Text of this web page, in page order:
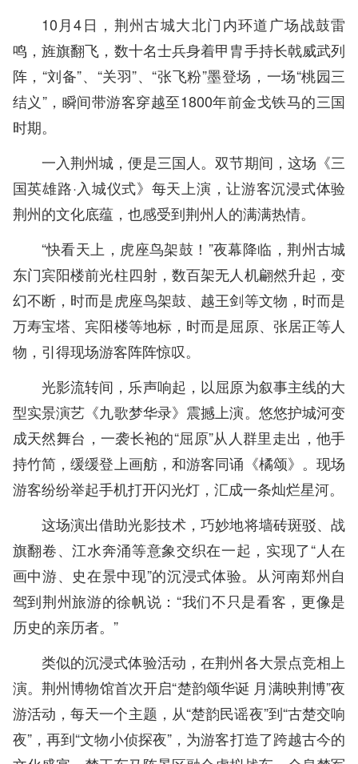
10月4日，荆州古城大北门内环道广场战鼓雷
鸣，旌旗翻飞，数十名士兵身着甲胄手持长戟威武列
阵，“刘备”、“关羽”、“张飞粉”墨登场，一场“桃园三
结义”，瞬间带游客穿越至1800年前金戈铁马的三国
时期。
一入荆州城，便是三国人。双节期间，这场《三
国英雄路·入城仪式》每天上演，让游客沉浸式体验
荆州的文化底蕴，也感受到荆州人的满满热情。
“快看天上，虎座鸟架鼓！”夜幕降临，荆州古城
东门宾阳楼前光柱四射，数百架无人机翩然升起，变
幻不断，时而是虎座鸟架鼓、越王剑等文物，时而是
万寿宝塔、宾阳楼等地标，时而是屈原、张居正等人
物，引得现场游客阵阵惊叹。
光影流转间，乐声响起，以屈原为叙事主线的大
型实景演艺《九歌梦华录》震撼上演。悠悠护城河变
成天然舞台，一袭长袍的“屈原”从人群里走出，他手
持竹简，缓缓登上画舫，和游客同诵《橘颂》。现场
游客纷纷举起手机打开闪光灯，汇成一条灿烂星河。
这场演出借助光影技术，巧妙地将墙砖斑驳、战
旗翻卷、江水奔涌等意象交织在一起，实现了“人在
画中游、史在景中现”的沉浸式体验。从河南郑州自
驾到荆州旅游的徐帆说：“我们不只是看客，更像是
历史的亲历者。”
类似的沉浸式体验活动，在荆州各大景点竞相上
演。荆州博物馆首次开启“楚韵颂华诞 月满映荆博”夜
游活动，每天一个主题，从“楚韵民谣夜”到“古楚交响
夜”，再到“文物小侦探夜”，为游客打造了跨越古今的